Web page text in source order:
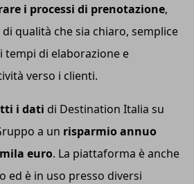
i processi di prenotazione,
qualità che sia chiaro, semplice
tempi di elaborazione e
verso i clienti.
i dati di Destination Italia su
a un risparmio annuo
mila euro. La piattaforma è anche
ed è in uso presso diversi